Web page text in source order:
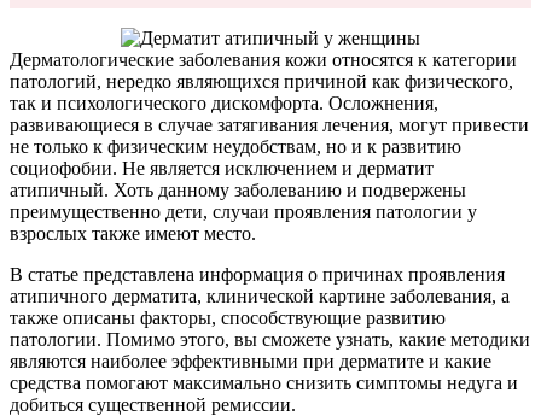
Дерматологические заболевания кожи относятся к категории
патологий, нередко являющихся причиной как физического,
так и психологического дискомфорта. Осложнения,
развивающиеся в случае затягивания лечения, могут привести
не только к физическим неудобствам, но и к развитию
социофобии. Не является исключением и дерматит
атипичный. Хоть данному заболеванию и подвержены
преимущественно дети, случаи проявления патологии у
взрослых также имеют место.
В статье представлена информация о причинах проявления
атипичного дерматита, клинической картине заболевания, а
также описаны факторы, способствующие развитию
патологии. Помимо этого, вы сможете узнать, какие методики
являются наиболее эффективными при дерматите и какие
средства помогают максимально снизить симптомы недуга и
добиться существенной ремиссии.